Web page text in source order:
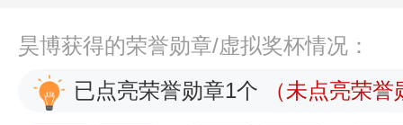
昊博获得的荣誉勋章/虚拟奖杯情况：
已点亮荣誉勋章1个
（未点亮荣